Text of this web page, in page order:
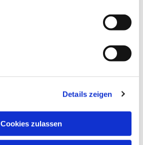
Details zeigen
Cookies zulassen